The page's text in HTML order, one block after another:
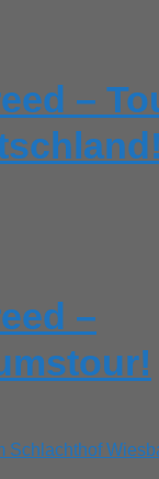
–
–